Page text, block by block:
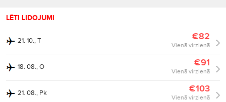
LĒTI LIDOJUMI
21. 10., T €82
Vienā virzienā
18. 08., O €91
Vienā virzienā
21. 08., Pk €103
Vienā virzienā